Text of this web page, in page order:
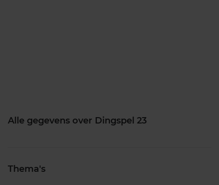
Alle gegevens over Dingspel 23
Thema's